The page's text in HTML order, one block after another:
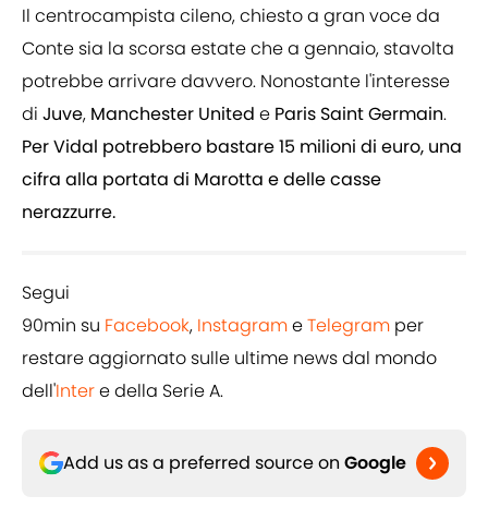
Il centrocampista cileno, chiesto a gran voce da
Conte sia la scorsa estate che a gennaio, stavolta
potrebbe arrivare davvero. Nonostante l'interesse
di Juve, Manchester United e Paris SaintGermain.
Per Vidal potrebbero bastare 15 milioni di euro, una
cifra alla portata di Marotta e delle casse
nerazzurre.
Segui
90min su Facebook, InstagrameTelegram per
restare aggiornato sulle ultime news dal mondo
dell'Intere della Serie A.
Add us as a preferred source on Google